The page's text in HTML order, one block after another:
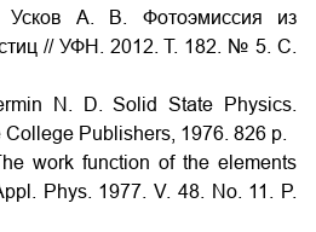
А. В. Фотоэмиссия из
// УФН. 2012. Т. 182. № 5. С.
N. D. Solid State Physics.
Publishers, 1976. 826 p.
work function of the elements
Phys. 1977. V. 48. No. 11. P.